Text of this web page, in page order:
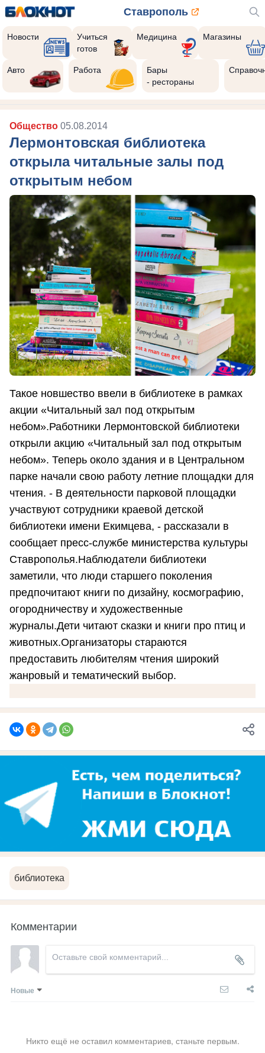
Ставрополь
Новости
Учиться
готов
Медицина Магазины
Авто Работа
Бары
- рестораны
Общество 05.08.2014
Лермонтовская библиотека
открыла читальные залы под
открытым небом
Такое новшество ввели в библиотеке в рамках
акции «Читальный зал под открытым
небом».Работники Лермонтовской библиотеки
открыли акцию «Читальный зал под открытым
небом». Теперь около здания и в Центральном
парке начали свою работу летние площадки для
чтения. - В деятельности парковой площадки
участвуют сотрудники краевой детской
библиотеки имени Екимцева, - рассказали в
сообщает пресс-службе министерства культуры
Ставрополья.Наблюдатели библиотеки
заметили, что люди старшего поколения
предпочитают книги по дизайну, космографию,
огородничеству и художественные
журналы.Дети читают сказки и книги про птиц и
животных.Организаторы стараются
предоставить любителям чтения широкий
жанровый и тематический выбор.
библиотека
Комментарии
Новые
Никто ещё не оставил комментариев, станьте первым.